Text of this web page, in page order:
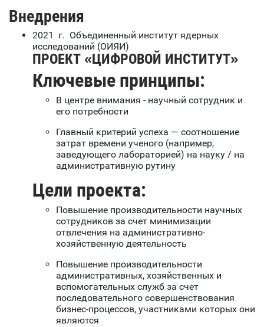
Внедрения
2021 г. Объединенный институт ядерных
исследований (ОИЯИ)
ПРОЕКТ «ЦИФРОВОЙ ИНСТИТУТ»
Ключевые принципы:
В центре внимания - научный сотрудник и
его потребности
Главный критерий успеха — соотношение
затрат времени ученого (например,
заведующего лабораторией) на науку / на
административную рутину
Цели проекта:
Повышение производительности научных
сотрудников за счет минимизации
отвлечения на административно-
хозяйственную деятельность
Повышение производительности
административных, хозяйственных и
вспомогательных служб за счет
последовательного совершенствования
бизнес-процессов, участниками которых они
являются